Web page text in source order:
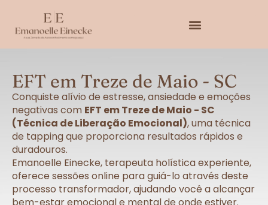
EFT em Treze de Maio - SC
Conquiste alívio de estresse, ansiedade e emoções
negativas com EFT em Treze de Maio - SC
(Técnica de Liberação Emocional), uma técnica
de tapping que proporciona resultados rápidos e
duradouros.
Emanoelle Einecke, terapeuta holística experiente,
oferece sessões online para guiá-lo através deste
processo transformador, ajudando você a alcançar